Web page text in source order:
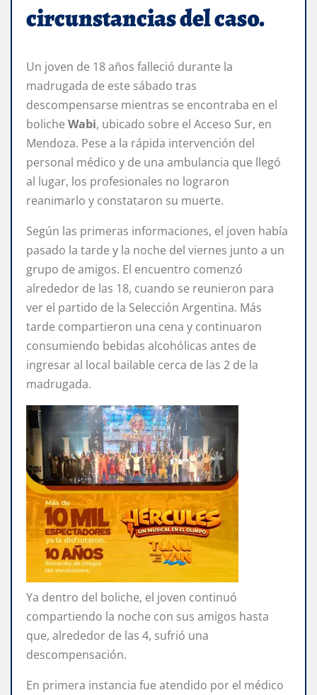
circunstancias del caso.
Un joven de 18 años falleció durante la
madrugada de este sábado tras
descompensarse mientras se encontraba en el
boliche Wabi, ubicado sobre el Acceso Sur, en
Mendoza. Pese a la rápida intervención del
personal médico y de una ambulancia que llegó
al lugar, los profesionales no lograron
reanimarlo y constataron su muerte.
Según las primeras informaciones, el joven había
pasado la tarde y la noche del viernes junto a un
grupo de amigos. El encuentro comenzó
alrededor de las 18, cuando se reunieron para
ver el partido de la Selección Argentina. Más
tarde compartieron una cena y continuaron
consumiendo bebidas alcohólicas antes de
ingresar al local bailable cerca de las 2 de la
madrugada.
Ya dentro del boliche, el joven continuó
compartiendo la noche con sus amigos hasta
que, alrededor de las 4, sufrió una
descompensación.
En primera instancia fue atendido por el médico